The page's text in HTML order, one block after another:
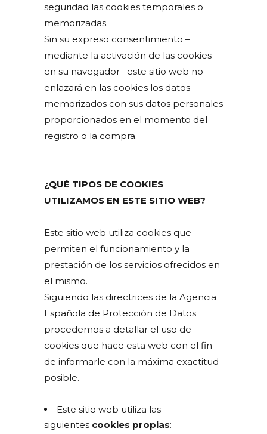
seguridad las cookies temporales o
memorizadas.
Sin su expreso consentimiento –
mediante la activación de las cookies
en su navegador– este sitio web no
enlazará en las cookies los datos
memorizados con sus datos personales
proporcionados en el momento del
registro o la compra.
¿QUÉ TIPOS DE COOKIES
UTILIZAMOS EN ESTE SITIO WEB?
Este sitio web utiliza cookies que
permiten el funcionamiento y la
prestación de los servicios ofrecidos en
el mismo.
Siguiendo las directrices de la Agencia
Española de Protección de Datos
procedemos a detallar el uso de
cookies que hace esta web con el fin
de informarle con la máxima exactitud
posible.
Este sitio web utiliza las
siguientes cookies propias: